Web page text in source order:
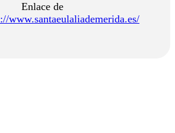
Enlace de
www.santaeulaliademerida.es/